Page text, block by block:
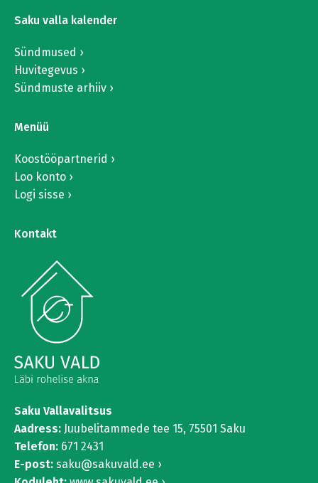
Saku valla kalender
Sündmused
Huvitegevus
Sündmuste arhiiv
Menüü
Koostööpartnerid
Loo konto
Logi sisse
Kontakt
Saku Vallavalitsus
Aadress: Juubelitammede tee 15, 75501 Saku
Telefon: 671 2431
E-post: saku@sakuvald.ee